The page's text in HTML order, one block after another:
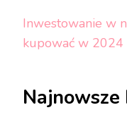
Inwestowanie w
kupować w 2024